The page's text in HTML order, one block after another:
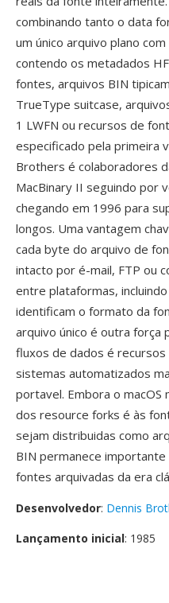
combinando tanto o data
um único arquivo plano
contendo os metadados
fontes, arquivos BIN
TrueType suitcase,
1 LWFN ou recursos de
especificado pela primeira
Brothers é colaboradores
MacBinary II seguindo por
chegando em 1996 para
longos. Uma vantagem
cada byte do arquivo de
intacto por é-mail, FTP ou
entre plataformas,
identificam o formato da
arquivo único é outra
fluxos de dados é
sistemas automatizados
portavel. Embora o
dos resource forks é às
sejam distribuidas como
BIN permanece
fontes arquivadas da era
Desenvolvedor: Dennis
Lançamento inicial: 1985